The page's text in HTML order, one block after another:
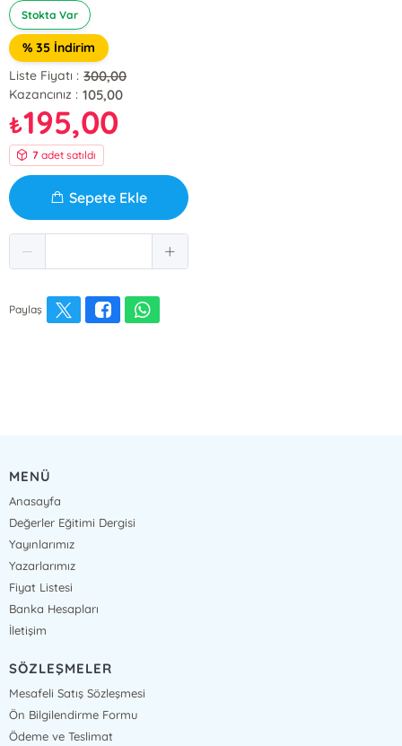
Stokta Var
% 35 İndirim
Liste Fiyatı : 300,00
Kazancınız : 105,00
₺195,00
7 adet satıldı
Sepete Ekle
Paylaş
MENÜ
Anasayfa
Değerler Eğitimi Dergisi
Yayınlarımız
Yazarlarımız
Fiyat Listesi
Banka Hesapları
İletişim
SÖZLEŞMELER
Mesafeli Satış Sözleşmesi
Ön Bilgilendirme Formu
Ödeme ve Teslimat